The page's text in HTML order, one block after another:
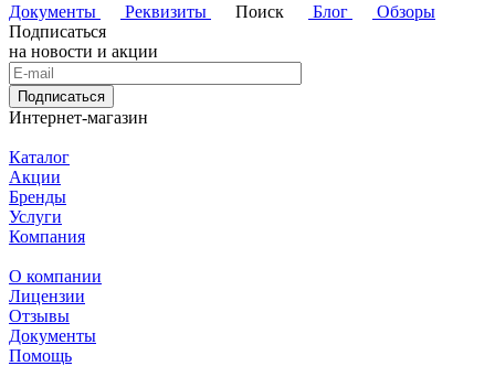
Документы
Реквизиты Поиск Блог
Обзоры
Подписаться
на новости и акции
Подписаться
Интернет-магазин
Каталог
Акции
Бренды
Услуги
Компания
О компании
Лицензии
Отзывы
Документы
Помощь